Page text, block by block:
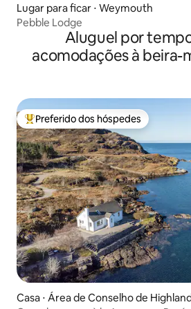
Lugar para ficar ⋅ Weymouth
Pebble Lodge
Aluguel por
acomodações à beira-
Entre os melhores preferidos dos
Preferido dos hóspedes
Casa ⋅ Área de Conselho de